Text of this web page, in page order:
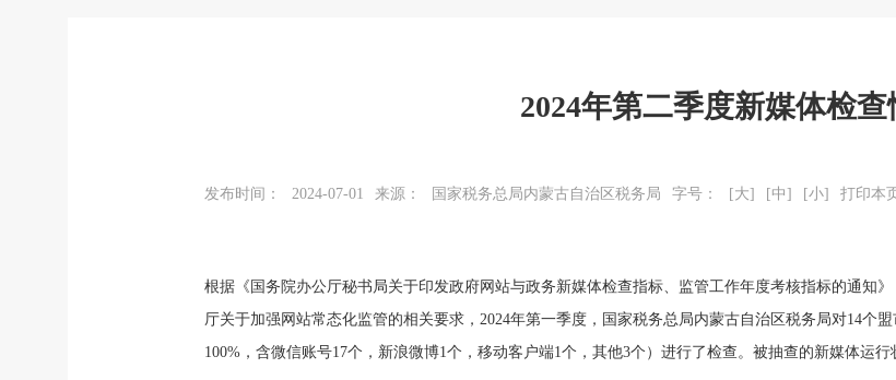
2024年第二季度新媒体检查
发布时间： 2024-07-01 来源： 国家税务总局内蒙古自治区税务局 字号： [大] [中] [小] 打印本
根据《国务院办公厅秘书局关于印发政府网站与政务新媒体检查指标、监管工作年度考核指标的通知
厅关于加强网站常态化监管的相关要求，2024年第一季度，国家税务总局内蒙古自治区税务局对14个
100%，含微信账号17个，新浪微博1个，移动客户端1个，其他3个）进行了检查。被抽查的新媒体运行